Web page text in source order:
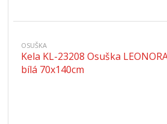
OSUŠKA
Kela KL-23208 Osuška
bílá 70x140cm